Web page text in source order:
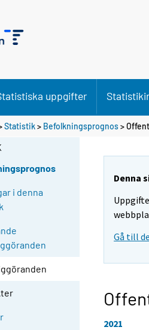
uppgifter
Statistik> Befolkningsprognos>
i denna
Denna
Gå till
2021